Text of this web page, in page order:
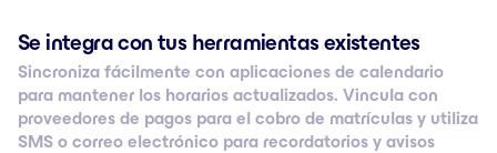
Se integra con tus herramientas existentes
Sincroniza fácilmente con aplicaciones de calendario
para mantener los horarios actualizados. Vincula con
proveedores de pagos para el cobro de matrículas y utiliza
SMS o correo electrónico para recordatorios y avisos